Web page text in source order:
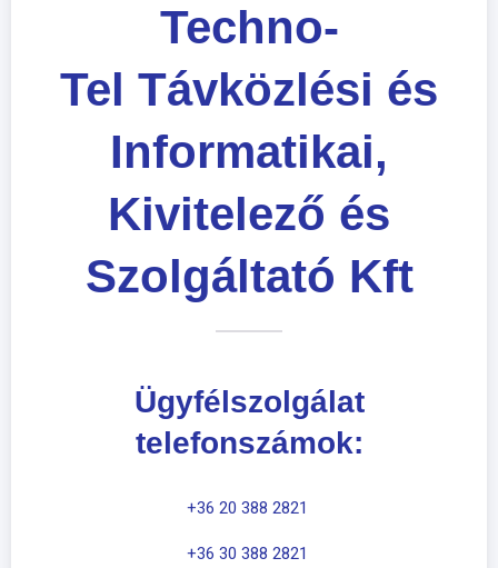
Techno-
Tel Távközlési és
Informatikai,
Kivitelező és
Szolgáltató Kft
Ügyfélszolgálat
telefonszámok:
+36 20 388 2821
+36 30 388 2821